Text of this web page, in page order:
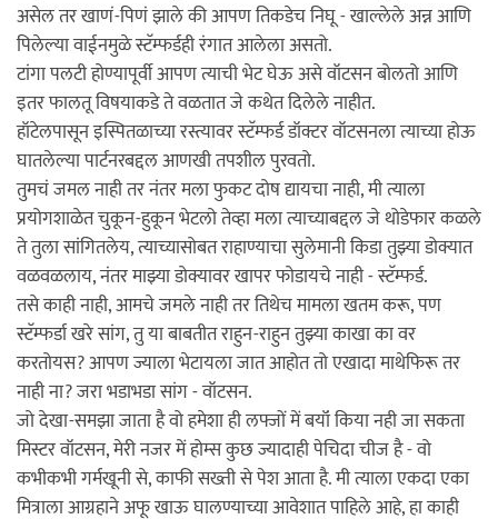
असेल तर खाणं-पिणं झाले की आपण तिकडेच निघू - खाल्लेले अन्न आणि
पिलेल्या वाईनमुळे स्टॅम्फर्डही रंगात आलेला असतो.
टांगा पलटी होण्यापूर्वी आपण त्याची भेट घेऊ असे वॉटसन बोलतो आणि
इतर फालतू विषयाकडे ते वळतात जे कथेत दिलेले नाहीत.
हॉटेलपासून इस्पितळाच्या रस्त्यावर स्टॅम्फर्ड डॉक्टर वॉटसनला त्याच्या होऊ
घातलेल्या पार्टनरबद्दल आणखी तपशील पुरवतो.
तुमचं जमल नाही तर नंतर मला फुकट दोष द्यायचा नाही, मी त्याला
प्रयोगशाळेत चुकून-हुकून भेटलो तेव्हा मला त्याच्याबद्दल जे थोडेफार कळले
ते तुला सांगितलेय, त्याच्यासोबत राहाण्याचा सुलेमानी किडा तुझ्या डोक्यात
वळवळलाय, नंतर माझ्या डोक्यावर खापर फोडायचे नाही - स्टॅम्फर्ड.
तसे काही नाही, आमचे जमले नाही तर तिथेच मामला खतम करू, पण
स्टॅम्फर्डा खरे सांग, तु या बाबतीत राहुन-राहुन तुझ्या काखा का वर
करतोयस? आपण ज्याला भेटायला जात आहोत तो एखादा माथेफिरू तर
नाही ना? जरा भडाभडा सांग - वॉटसन.
जो देखा-समझा जाता है वो हमेशा ही लफ्जों में बयॉं किया नही जा सकता
मिस्टर वॉटसन, मेरी नजर में होम्स कुछ ज्यादाही पेचिदा चीज है - वो
कभीकभी गर्मखूनी से, काफी सख्ती से पेश आता है. मी त्याला एकदा एका
मित्राला आग्रहाने अफू खाऊ घालण्याच्या आवेशात पाहिले आहे, हा काही